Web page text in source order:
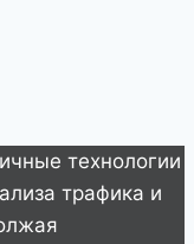
технологии
трафика и